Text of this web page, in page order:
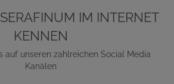
IM INTERNET
KENNEN
auf unseren zahlreichen Social Media
Kanälen